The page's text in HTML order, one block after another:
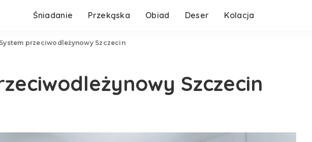
Śniadanie Przekąska Obiad Deser Kolacja
System przeciwodleżynowy Szczecin
Szczecin